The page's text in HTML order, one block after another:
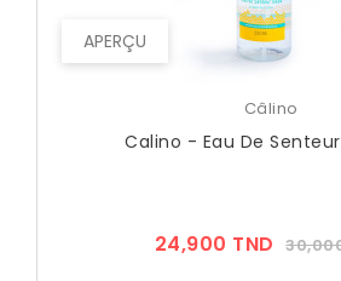
APERÇU
Câlino
Calino - Eau De
24,900 TND Prix